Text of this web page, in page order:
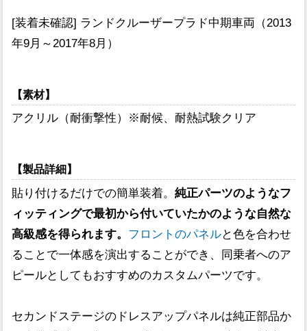
[装着未確認] ランドクルーザープラド中期車両（2013
年9月～2017年8月）
【素材】
アクリル（耐衝撃性）※耐候、耐熱試験クリア
【製品詳細】
貼り付けるだけでの簡単装着。純正パーツのようなフ
ィッティングで最初から付いていたかのような自然な
高級感を得られます。 フロントのパネルと色を合わせ
ることで一体感を演出することができ、同乗者へのア
ピールとしてもおすすめのカスタムパーツです。
セカンドステージのドレスアップパネルは純正部品か